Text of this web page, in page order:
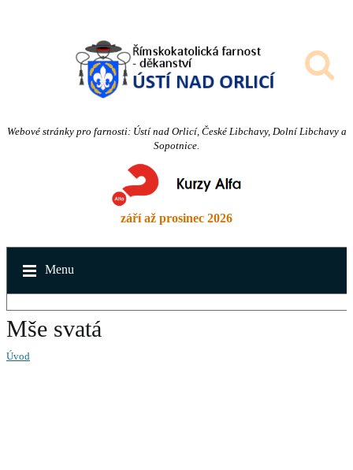
Webové stránky pro farnosti: Ústí nad Orlicí, České Libchavy, Dolní Libchavy a
Sopotnice.
září až prosinec 2026
Menu
Mše svatá
Úvod